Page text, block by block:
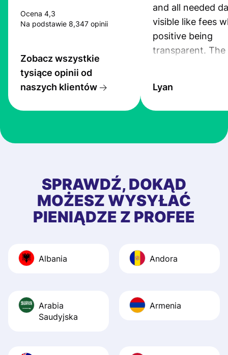
Ocena 4,3
Na podstawie 8,347 opinii
Zobacz wszystkie
tysiące opinii od
naszych klientów
and all needed
visible like fees
positive being
transparent. The
the exchange
at Profee is very
first started
app, and they
quick to provide
and helpful
Recommend it!
Lyan
SPRAWDŹ, DOKĄD
MOŻESZ WYSYŁAĆ
PIENIĄDZE Z PROFEE
Albania Andora
Arabia
Saudyjska
Armenia